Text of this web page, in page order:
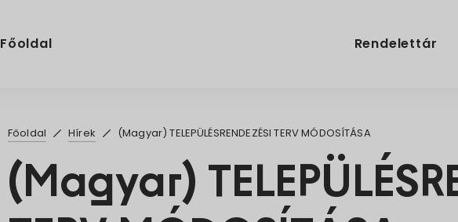
Főoldal Rendelettár
Főoldal Hírek (Magyar) TELEPÜLÉSRENDEZÉSI TERV MÓDOSÍTÁSA
(Magyar)